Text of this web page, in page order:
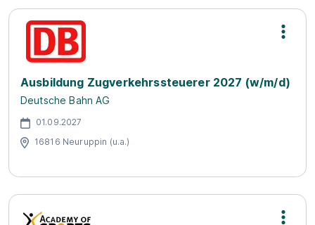
Ausbildung Zugverkehrssteuerer 2027 (w/m/d)
Deutsche Bahn AG
01.09.2027
16816 Neuruppin (u.a.)